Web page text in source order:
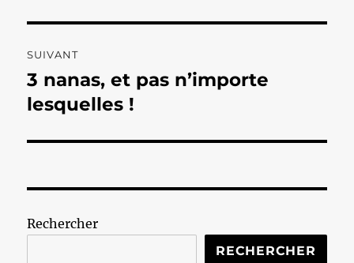
SUIVANT
Publication
suivante :
3 nanas, et pas n’importe
lesquelles !
Rechercher
RECHERCHER